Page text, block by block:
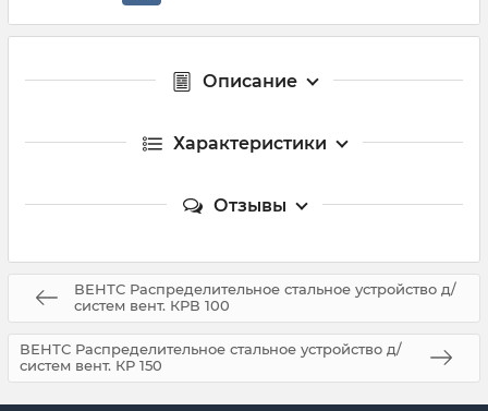
Описание
Характеристики
Отзывы
ВЕНТС Распределительное стальное устройство д/
систем вент. КРВ 100
ВЕНТС Распределительное стальное устройство д/
систем вент. КР 150